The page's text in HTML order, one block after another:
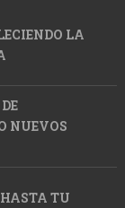
LA
NUEVOS
TU